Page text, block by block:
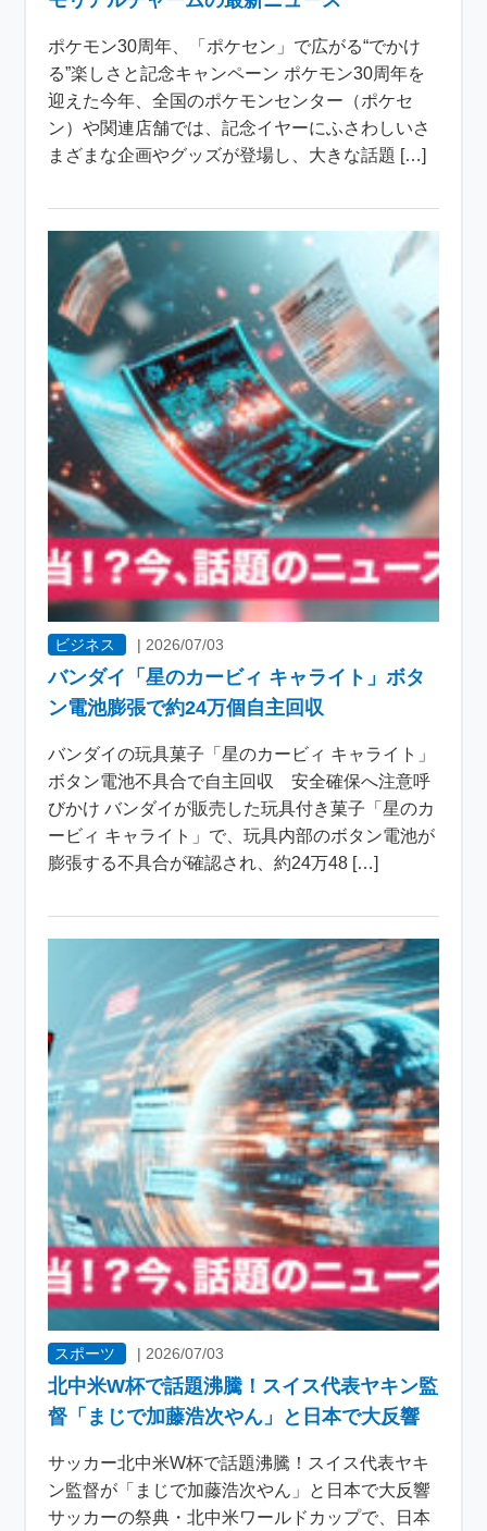
ポケモン30周年、「ポケセン」で広がる“でかけ
る”楽しさと記念キャンペーン ポケモン30周年を
迎えた今年、全国のポケモンセンター（ポケセ
ン）や関連店舗では、記念イヤーにふさわしいさ
まざまな企画やグッズが登場し、大きな話題 […]
ビジネス |2026/07/03
バンダイ「星のカービィ キャライト」ボタ
ン電池膨張で約24万個自主回収
バンダイの玩具菓子「星のカービィ キャライト」
ボタン電池不具合で自主回収 安全確保へ注意呼
びかけ バンダイが販売した玩具付き菓子「星のカ
ービィ キャライト」で、玩具内部のボタン電池が
膨張する不具合が確認され、約24万48 […]
スポーツ | 2026/07/03
北中米W杯で話題沸騰！スイス代表ヤキン監
督「まじで加藤浩次やん」と日本で大反響
サッカー北中米W杯で話題沸騰！スイス代表ヤキ
ン監督が「まじで加藤浩次やん」と日本で大反響
サッカーの祭典・北中米ワールドカップで、日本